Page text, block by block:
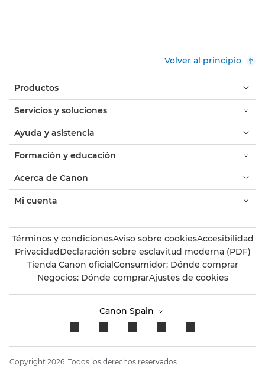
Volver al principio
Productos
Servicios y soluciones
Ayuda y asistencia
Formación y educación
Acerca de Canon
Mi cuenta
Términos y condicionesAviso sobre cookiesAccesibilidad
PrivacidadDeclaración sobre esclavitud moderna (PDF)
Tienda Canon oficialConsumidor: Dónde comprar
Negocios: Dónde comprarAjustes de cookies
Canon Spain
Copyright 2026. Todos los derechos reservados.